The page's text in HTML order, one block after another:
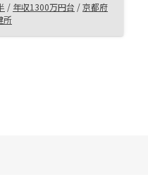
/ 年収1300万円台 /京都府
所